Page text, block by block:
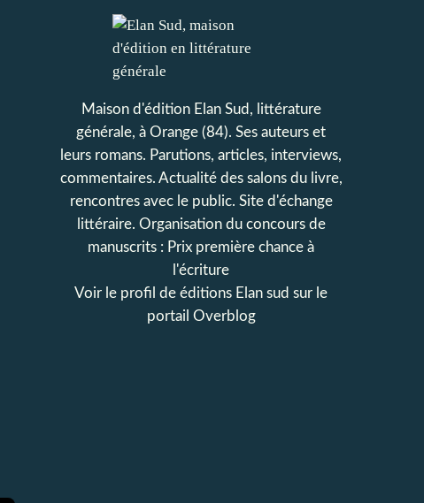
Maison d'édition Elan Sud, littérature
générale, à Orange (84). Ses auteurs et
leurs romans. Parutions, articles, interviews,
commentaires. Actualité des salons du livre,
rencontres avec le public. Site d'échange
littéraire. Organisation du concours de
manuscrits : Prix première chance à
l'écriture
Voir le profil de éditions Elan sud sur le
portail Overblog